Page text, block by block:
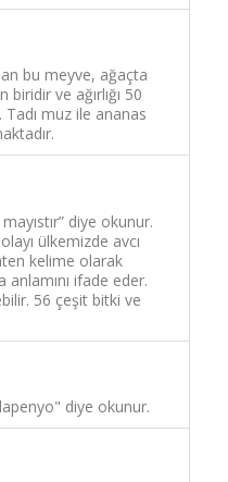
bu meyve, ağaçta
ve ağırlığı 50
muz ile ananas
diye okunur.
ülkemizde avcı
kelime olarak
ifade eder.
56 çeşit bitki ve
diye okunur.